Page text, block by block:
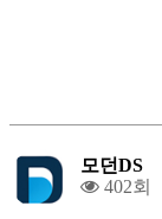
모던DS
402회